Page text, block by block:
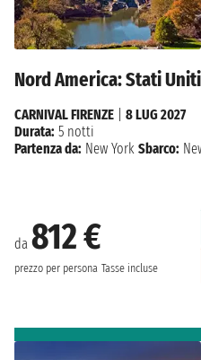
Nord America: Stati
da 812 €
prezzo per persona Tasse incluse
CARNIVAL FIRENZE
8 LUG 2027
Durata: 5 notti
Partenza da: New York Sbarco: